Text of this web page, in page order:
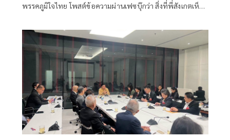
พรรคภูมิใจไทย โพสต์ข้อความผ่านเฟซบุ๊กว่า สิ่งที่พี่สังเกตเห็น
ที่เป็นพรรคที่ทุกฝั่งลืมได้ไงเนี้ย